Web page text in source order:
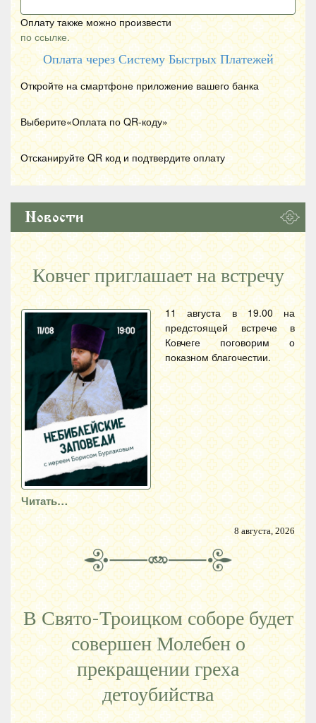
Оплату также можно произвести
по ссылке.
Оплата через Систему Быстрых Платежей
Откройте на смартфоне приложение вашего банка
Выберите«Оплата по QR-коду»
Отсканируйте QR код и подтвердите оплату
Новости
Ковчег приглашает на встречу
11 августа в 19.00 на
предстоящей встрече в
Ковчеге поговорим о
показном благочестии.
Читать…
8 августа, 2026
В Свято-Троицком соборе будет
совершен Молебен о
прекращении греха
детоубийства